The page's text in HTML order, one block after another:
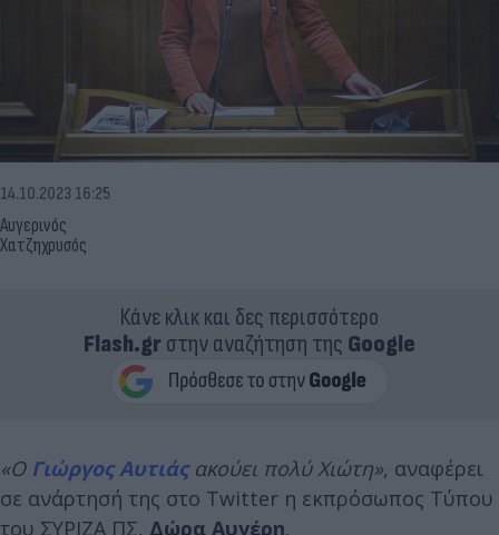
Αυγερινός
Χατζηχρυσός
14.10.2023 16:25
Κάνε κλικ και δες περισσότερο
Flash.grστην αναζήτηση της Google
«Ο Γιώργος Αυτιάςακούει πολύ Χιώτη», αναφέρει
σε ανάρτησή της στο Twitter η εκπρόσωπος Τύπου
του ΣΥΡΙΖΑ ΠΣ, Δώρα Αυγέρη.